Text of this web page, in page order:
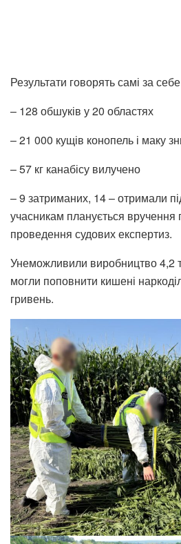
Результати говорять самі за
– 128 обшуків у 20 областях
– 21 000 кущів конопель і маку
– 57 кг канабісу вилучено
– 9 затриманих, 14 – отримали
учасникам планується вручення
проведення судових експертиз.
Унеможливили виробництво 4,2
могли поповнити кишені
гривень.